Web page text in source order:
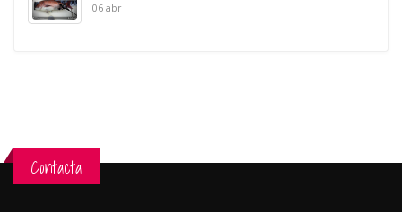
06 abr
Contacta